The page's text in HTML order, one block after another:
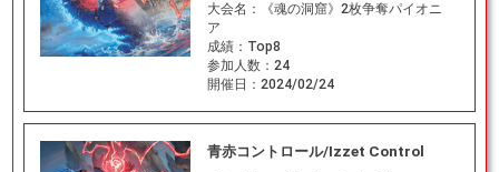
大会名：
《魂の洞窟》2枚争奪パイオニ
ア
成績： Top8
参加人数： 24
開催日： 2024/02/24
青赤コントロール/Izzet Control